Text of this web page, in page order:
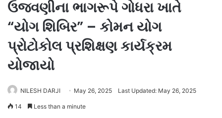
ઉજવણીના ભાગરૂપે ગોધરા ખાતે
“યોગ શિબિર” – કોમન યોગ
પ્રોટોકોલ પ્રશિક્ષણ કાર્યક્રમ
યોજાયો
NILESH DARJI May 26, 2025 Last Updated: May 26, 2025
14 Less than a minute